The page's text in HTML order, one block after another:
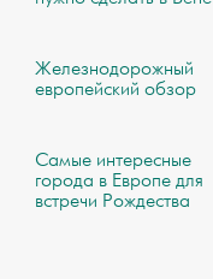
Железнодорожный
европейский обзор
Самые интересные
города в Европе для
встречи Рождества